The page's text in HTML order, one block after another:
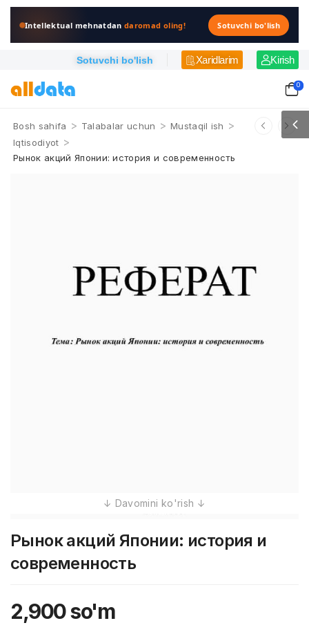
Intellektual mehnatdandaromad oling! Sotuvchi bo'lish
Sotuvchi bo'lish Xaridlarim Kirish
0
Bosh sahifa > Talabalar uchun > Mustaqil ish >
Iqtisodiyot >
Рынок акций Японии: история и современность
Рынок акций Японии: история и
современность
2,900so'm